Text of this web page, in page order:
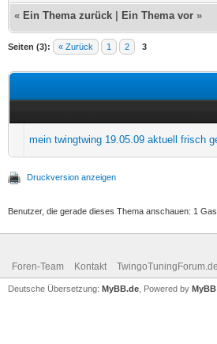
« Ein Thema zurück Ein Thema vor »
Seiten (3): « Zurück 1 2 3
mein twingtwing 19.05.09 aktuell frisch
Druckversion anzeigen
Benutzer, die gerade dieses Thema anschauen: 1
Foren-Team Kontakt TwingoTuningForum.de
Deutsche Übersetzung: MyBB.de , Powered by MyBB